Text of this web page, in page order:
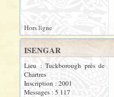
Hors ligne
ISENGAR
Lieu : Tuckborough près de
Chartres
Inscription : 2001
Messages : 5 117